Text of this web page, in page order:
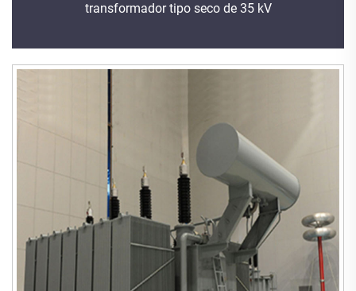
transformador tipo seco de 35 kV